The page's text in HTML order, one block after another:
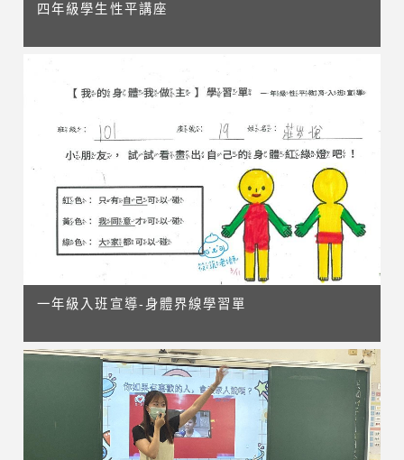
四年級學生性平講座
一年級入班宣導-身體界線學習單